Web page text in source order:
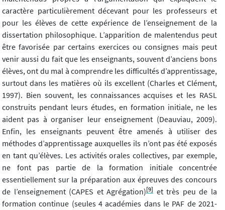
caractère particulièrement décevant pour les professeurs et
pour les élèves de cette expérience de l’enseignement de la
dissertation philosophique. L’apparition de malentendus peut
être favorisée par certains exercices ou consignes mais peut
venir aussi du fait que les enseignants, souvent d’anciens bons
élèves, ont du mal à comprendre les difficultés d’apprentissage,
surtout dans les matières où ils excellent (Charles et Clément,
1997). Bien souvent, les connaissances acquises et les RASL
construits pendant leurs études, en formation initiale, ne les
aident pas à organiser leur enseignement (Deauviau, 2009).
Enfin, les enseignants peuvent être amenés à utiliser des
méthodes d’apprentissage auxquelles ils n’ont pas été exposés
en tant qu’élèves. Les activités orales collectives, par exemple,
ne font pas partie de la formation initiale concentrée
essentiellement sur la préparation aux épreuves des concours
de l’enseignement (CAPES et Agrégation)[9] et très peu de la
formation continue (seules 4 académies dans le PAF de 2021-